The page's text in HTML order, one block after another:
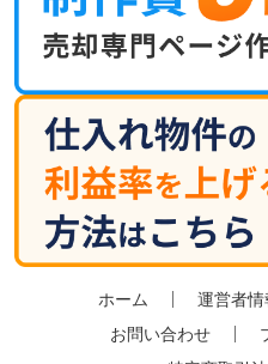
ホーム 運営者情
お問い合わせ